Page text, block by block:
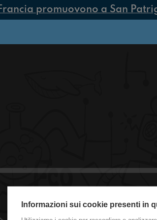
promuovono a San
Informazioni sui cookie presenti in